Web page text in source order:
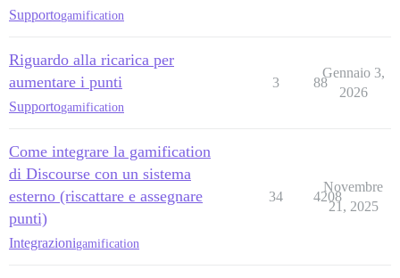
Supportogamification
Riguardo alla ricarica per
aumentare i punti
Supportogamification
3 88
Gennaio 3,
2026
Come integrare la gamification
di Discourse con un sistema
esterno (riscattare e assegnare
punti)
Integrazionigamification
34 4208
Novembre
21, 2025